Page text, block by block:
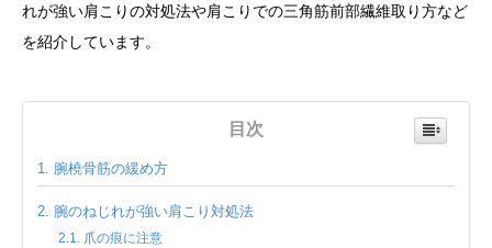
れが強い肩こりの対処法や肩こりでの三角筋前部繊維取り方など
を紹介しています。
目次
腕橈骨筋の緩め方
腕のねじれが強い肩こり対処法
爪の痕に注意